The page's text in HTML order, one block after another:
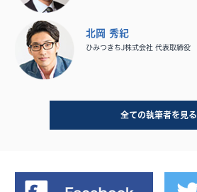
北岡 秀紀
ひみつきちJ株式会社 代表取締役
全ての執筆者を見る